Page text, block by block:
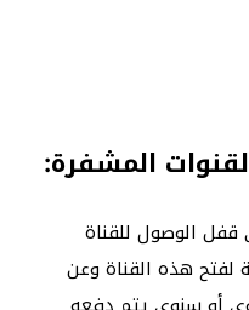
المشفرة:
الوصول للقناة
هذه القناة وعن